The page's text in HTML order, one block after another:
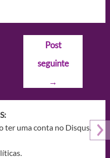
Post
seguinte
→
ter uma conta no Disqus.